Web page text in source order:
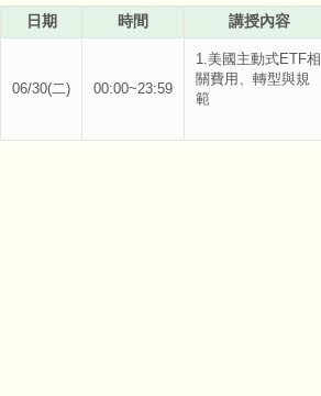
日期 時間 講授內容
06/30(二) 00:00~23:59
1.美國主動式ETF相
關費用、轉型與規
範